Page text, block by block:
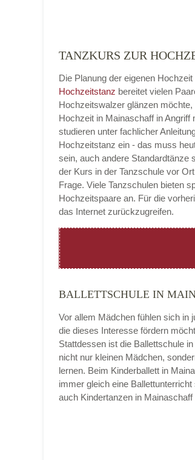
Telefonnummer
E-Mail-Adresse
Mittwoch
TANZKURS ZUR
Die Planung der eigenen
Hochzeitstanz bereitet vielen
Hochzeitswalzer glänzen
Hochzeit in Mainaschaff in Angriff
studieren unter fachlicher
Hochzeitstanz ein - das muss
sein, auch andere Standardtänze
der Kurs in der Tanzschule vor
Frage. Viele Tanzschulen bieten
Hochzeitspaare an. Für die
das Internet zurückzugreifen.
BALLETTSCHULE IN
Vor allem Mädchen fühlen sich in
die dieses Interesse fördern
Stattdessen ist die Ballettschule
nicht nur kleinen Mädchen,
lernen. Beim Kinderballett in
immer gleich eine
auch Kindertanzen in